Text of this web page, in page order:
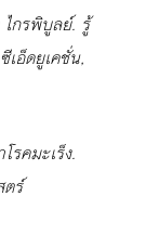
กรพิบูลย์. รู้
เอ็ดยูเคชั่น,
คมะเร็ง.
ร์